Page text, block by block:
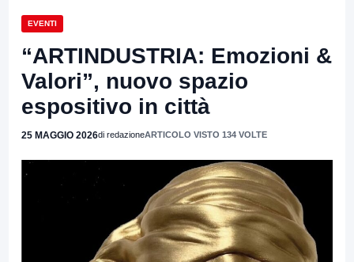
EVENTI
“ARTINDUSTRIA: Emozioni &
Valori”, nuovo spazio
espositivo in città
25 MAGGIO 2026di redazioneARTICOLO VISTO 134 VOLTE